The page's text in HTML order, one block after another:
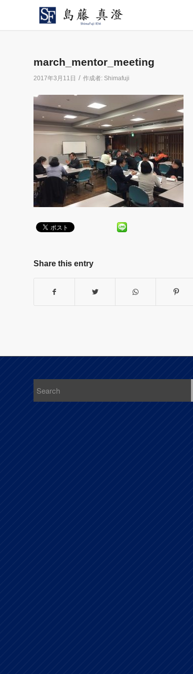
march_mentor_meeting
2017年3月11日 / 作成者: Shimafuji
Share this entry